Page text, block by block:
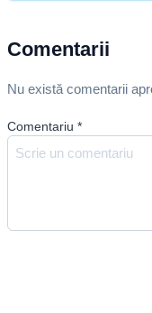
Comentarii
Nu există comentarii
Comentariu *